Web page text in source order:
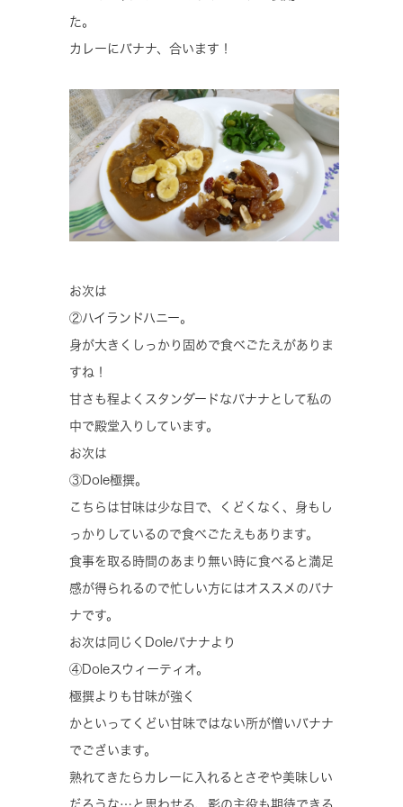
た。
カレーにバナナ、合います！
お次は
②ハイランドハニー。
身が大きくしっかり固めで食べごたえがありま
すね！
甘さも程よくスタンダードなバナナとして私の
中で殿堂入りしています。
お次は
③Dole極撰。
こちらは甘味は少な目で、くどくなく、身もし
っかりしているので食べごたえもあります。
食事を取る時間のあまり無い時に食べると満足
感が得られるので忙しい方にはオススメのバナ
ナです。
お次は同じくDoleバナナより
④Doleスウィーティオ。
極撰よりも甘味が強く
かといってくどい甘味ではない所が憎いバナナ
でございます。
熟れてきたらカレーに入れるとさぞや美味しい
だろうな…と思わせる、影の主役も期待できる